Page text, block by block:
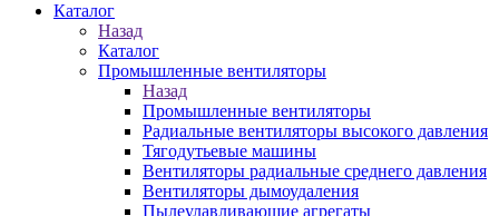
Каталог
Назад
Каталог
Промышленные вентиляторы
Назад
Промышленные вентиляторы
Радиальные вентиляторы высокого давления
Тягодутьевые машины
Вентиляторы радиальные среднего давления
Вентиляторы дымоудаления
Пылеулавливающие агрегаты